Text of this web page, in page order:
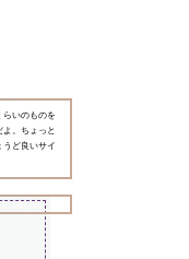
らいのものを
よ。ちょっと
うど良いサイ